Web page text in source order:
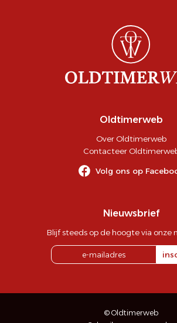
Oldtimerweb
Over Oldtimerweb
Contacteer
Volg ons op
Nieuwsbrief
Blijf steeds op de hoogte via onze
© Oldtimerweb